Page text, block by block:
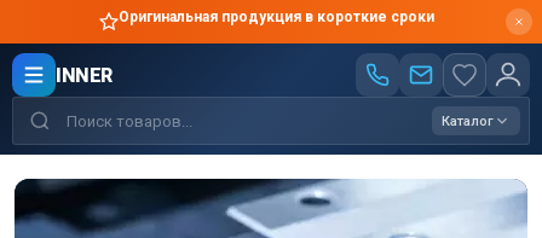
Оригинальная продукция в короткие сроки
INNER
Каталог